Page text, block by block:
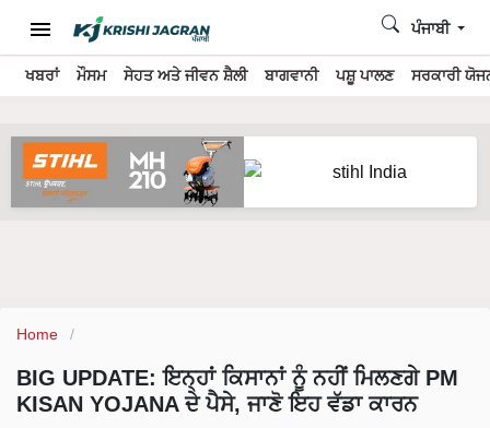
ਖਬਰਾਂ ਮੌਸਮ ਸੇਹਤ ਅਤੇ ਜੀਵਨ ਸ਼ੈਲੀ ਬਾਗਵਾਨੀ ਪਸ਼ੂ ਪਾਲਣ ਸਰਕਾਰੀ
ਪੰਜਾਬੀ
Home
BIG UPDATE: ਇਨ੍ਹਾਂ ਕਿਸਾਨਾਂ ਨੂੰ ਨਹੀਂ ਮਿਲਣਗੇ PM
KISAN YOJANA ਦੇ ਪੈਸੇ, ਜਾਣੋ ਇਹ ਵੱਡਾ ਕਾਰਨ